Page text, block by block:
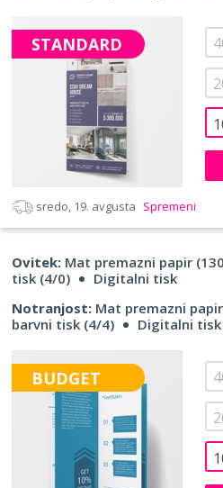
STANDARD
sredo, 19. avgusta Spremeni
Ovitek: Mat premazni papir
tisk (4/0)
Digitalni tisk
Notranjost: Mat premazni
barvni tisk (4/4)
Digitalni tisk
BUDGET